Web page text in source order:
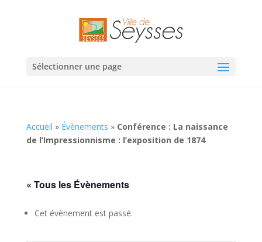
Sélectionner une page
Accueil » Évènements » Conférence : La naissance
de l’Impressionnisme : l’exposition de 1874
« Tous les Évènements
Cet évènement est passé.